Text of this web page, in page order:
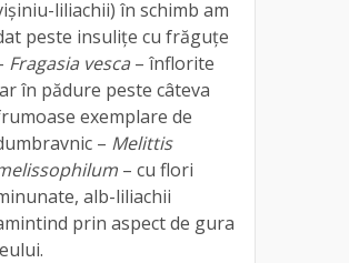
liliachii) în schimb am
peste insulițe cu frăguțe
Fragasia vesca – înflorite
în pădure peste câteva
exemplare de
– Melittis
– cu flori
alb-liliachii
prin aspect de gura